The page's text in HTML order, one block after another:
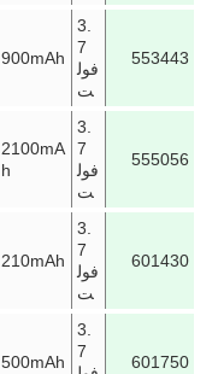
553443
3.
7
فول
ت
900mAh
555056
3.
7
فول
ت
2100mA
h
601430
3.
7
فول
ت
210mAh
601750
3.
7
500mAh